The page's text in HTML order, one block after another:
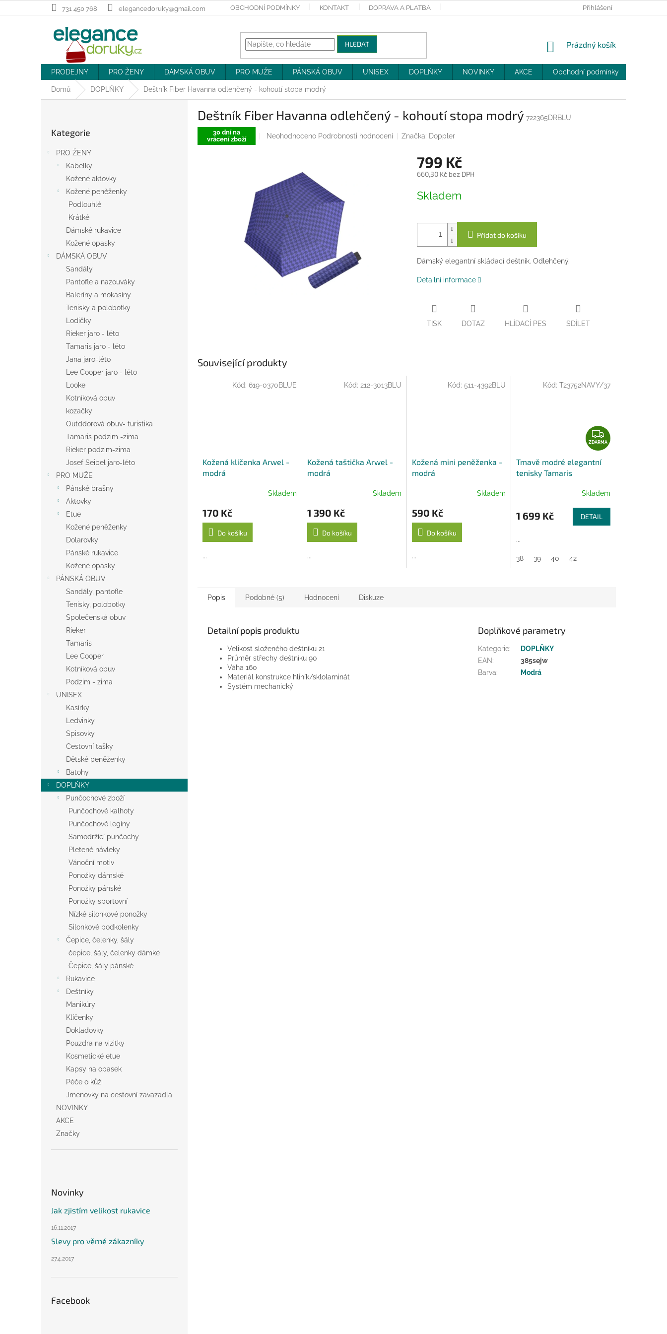
na
731 450 768 elegancedoruky@gmail.com OBCHODNÍ PODMÍNKY KONTAKT DOPRAVA A PLATBA MOJE OBJEDNÁVKA
Přihlášení
HLEDAT
NÁKUPNÍ
Prázdný košík
PRODEJNY PRO ŽENY DÁMSKÁ OBUV PRO MUŽE PÁNSKÁ OBUV UNISEX DOPLŇKY NOVINKY AKCE Obchodní podmínky
Domů DOPLŇKY Deštník Fiber Havanna odlehčený - kohoutí stopa modrý
kategorie
Kategorie
PRO ŽENY
Kabelky
Kožené aktovky
Kožené peněženky
Podlouhlé
Krátké
Dámské rukavice
Kožené opasky
DÁMSKÁ OBUV
Sandály
Pantofle a nazouváky
Baleríny a mokasíny
Tenisky a polobotky
Lodičky
Rieker jaro - léto
Tamaris jaro - léto
Jana jaro-léto
Lee Cooper jaro - léto
Looke
Kotníková obuv
kozačky
Outddorová obuv- turistika
Tamaris podzim -zima
Rieker podzim-zima
Josef Seibel jaro-léto
PRO MUŽE
Pánské brašny
Aktovky
Etue
Kožené peněženky
Dolarovky
Pánské rukavice
Kožené opasky
PÁNSKÁ OBUV
Sandály, pantofle
Tenisky, polobotky
Společenská obuv
Rieker
Tamaris
Lee Cooper
Kotníková obuv
Podzim - zima
UNISEX
Kasírky
Ledvinky
Spisovky
Cestovní tašky
Dětské peněženky
Batohy
DOPLŇKY
Punčochové zboží
Punčochové kalhoty
Punčochové legíny
Samodržící punčochy
Pletené návleky
Vánoční motiv
Ponožky dámské
Ponožky pánské
Ponožky sportovní
Nízké silonkové ponožky
Silonkové podkolenky
Čepice, čelenky, šály
čepice, šály, čelenky dámké
Čepice, šály pánské
Rukavice
Deštníky
Manikúry
Klíčenky
Dokladovky
Pouzdra na vizitky
Kosmetické etue
Kapsy na opasek
Péče o kůži
Jmenovky na cestovní zavazadla
NOVINKY
AKCE
Značky
Novinky
Jak zjistím velikost rukavice
16.11.2017
Slevy pro věrné zákazníky
27.4.2017
Facebook
Deštník Fiber Havanna odlehčený - kohoutí stopa modrý 722365DRBLU
30 dní na
vrácení zboží
Průměrné
5
hvězdiček.
Neohodnoceno Podrobnosti hodnocení Značka: Doppler
799 Kč
660,30 Kč bez DPH
cena:
Skladem
Přidat do košíku
Dámský elegantní skládací deštník. Odlehčený.
Detailní informace
TISK DOTAZ HLÍDACÍ PES SDÍLET
Související produkty
Kožená klíčenka Arwel -
modrá
Skladem
170 Kč
Do košíku
...
Kód: 619-0370BLUE
Kožená taštička Arwel -
modrá
Skladem
1 390 Kč
Do košíku
...
Kód: 212-3013BLU
Kožená mini peněženka -
modrá
Skladem
590 Kč
Do košíku
...
Kód:511-4392BLU
Z
D
A
ZDARMA
Tmavě modré elegantní
tenisky Tamaris
Skladem
1 699 Kč DETAIL
...
38 39 40 42
Kód: T23752NAVY/37
Popis Podobné (5) Hodnocení Diskuze
Detailní popis produktu
Velikost složeného deštníku 21
Průměr střechy deštníku 90
Váha 160
Materiál konstrukce hliník/sklolaminát
Systém mechanický
Doplňkové parametry
Kategorie:
DOPLŇKY
EAN:
385sejw
Barva: Modrá